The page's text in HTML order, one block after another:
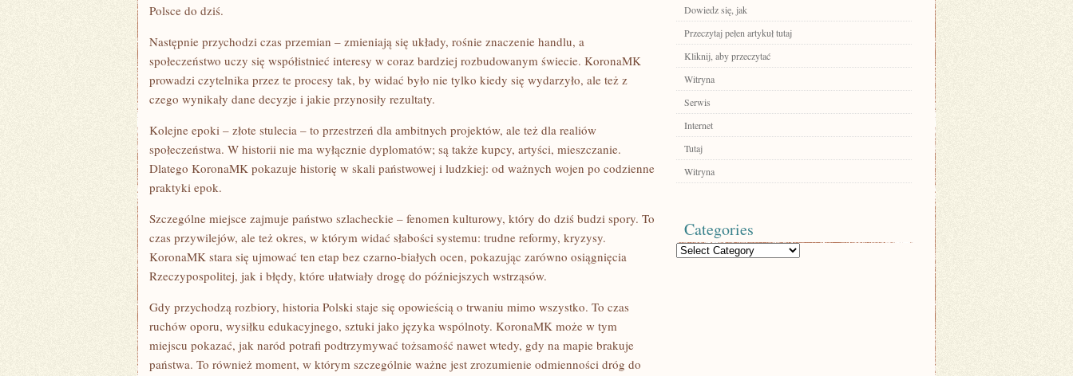
Polsce do dziś.
Następnie przychodzi czas przemian – zmieniają się układy, rośnie znaczenie handlu, a
społeczeństwo uczy się współistnieć interesy w coraz bardziej rozbudowanym świecie. KoronaMK
prowadzi czytelnika przez te procesy tak, by widać było nie tylko kiedy się wydarzyło, ale też z
czego wynikały dane decyzje i jakie przynosiły rezultaty.
Kolejne epoki – złote stulecia – to przestrzeń dla ambitnych projektów, ale też dla realiów
społeczeństwa. W historii nie ma wyłącznie dyplomatów; są także kupcy, artyści, mieszczanie.
Dlatego KoronaMK pokazuje historię w skali państwowej i ludzkiej: od ważnych wojen po codzienne
praktyki epok.
Szczególne miejsce zajmuje państwo szlacheckie – fenomen kulturowy, który do dziś budzi spory. To
czas przywilejów, ale też okres, w którym widać słabości systemu: trudne reformy, kryzysy.
KoronaMK stara się ujmować ten etap bez czarno-białych ocen, pokazując zarówno osiągnięcia
Rzeczypospolitej, jak i błędy, które ułatwiały drogę do późniejszych wstrząsów.
Gdy przychodzą rozbiory, historia Polski staje się opowieścią o trwaniu mimo wszystko. To czas
ruchów oporu, wysiłku edukacyjnego, sztuki jako języka wspólnoty. KoronaMK może w tym
miejscu pokazać, jak naród potrafi podtrzymywać tożsamość nawet wtedy, gdy na mapie brakuje
państwa. To również moment, w którym szczególnie ważne jest zrozumienie odmienności dróg do
Dowiedz się, jak
Przeczytaj pełen artykuł tutaj
Kliknij, aby przeczytać
Witryna
Serwis
Internet
Tutaj
Witryna
Categories
Categories